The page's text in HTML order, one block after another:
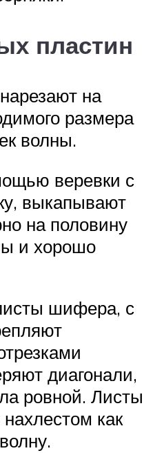
пластин
на
размера
волны.
веревки с
выкапывают
на половину
и хорошо
шифера, с
диагонали,
ровной. Листы
как